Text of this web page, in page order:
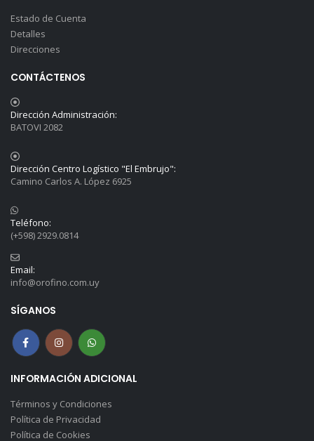
Estado de Cuenta
Detalles
Direcciones
CONTÁCTENOS
Dirección Administración:
BATOVI 2082
Dirección Centro Logístico "El Embrujo":
Camino Carlos A. López 6925
Teléfono:
(+598) 2929.0814
Email:
info@orofino.com.uy
SÍGANOS
INFORMACIÓN ADICIONAL
Términos y Condiciones
Política de Privacidad
Política de Cookies